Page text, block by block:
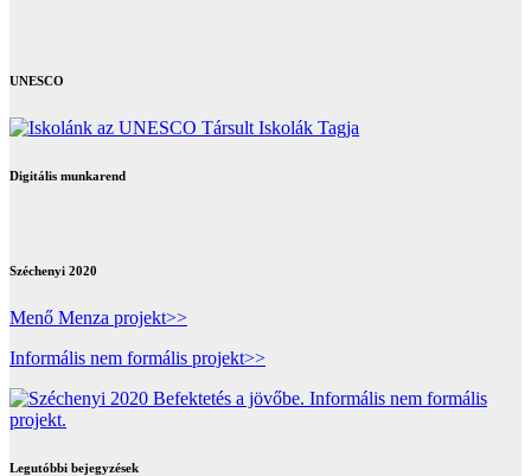
UNESCO
Digitális munkarend
Széchenyi 2020
Menő Menza projekt>>
Informális nem formális projekt>>
Legutóbbi bejegyzések